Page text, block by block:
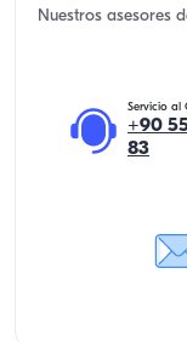
Nuestros asesores
Servicio al
+90
83